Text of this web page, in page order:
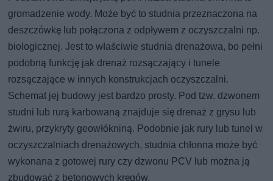
gromadzenie wody. Może być to studnia przeznaczona na
deszczówkę lub połączona z odpływem z oczyszczalni np.
biologicznej. Jest to właściwie studnia drenażowa, bo pełni
podobną funkcję jak drenaż rozsączający i tunele
rozsączające w innych konstrukcjach oczyszczalni.
Schemat jej budowy jest bardzo prosty. Pod tzw. dzwonem
studni lub rurą karbowaną znajduje się drenaż z grysu lub
żwiru, przykryty geowłókniną. Podobnie jak rury lub tunel w
oczyszczalniach drenażowych, studnia chłonna może być
wykonana z gotowej rury czy dzwonu PCV lub można ją
zbudować z betonowych kręgów.